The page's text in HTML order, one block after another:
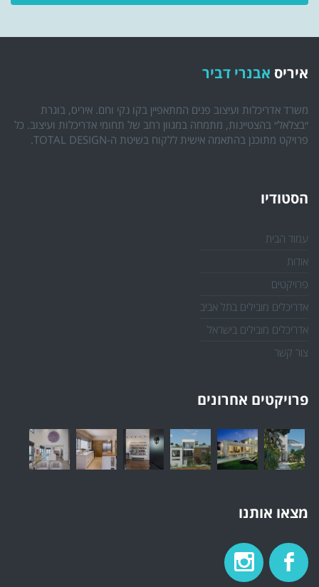
איריס אבנרי דביר
משרד אדריכלות ועיצוב פנים המתאפיין בקו נקי וחם. איריס, בוגרת
״בצלאל״ בהצטיינות, מתמחה במגוון רחב של תחומי אדריכלות ועיצוב. כל
פרויקט מתוכנן בהתאמה אישית ללקוח בשיטת ה-TOTAL DESIGN.
הסטודיו
עמוד הבית
אודות
פרויקטים
אדריכלים מובילים בתל אביב
אדריכלים מובילים בישראל
צור קשר
פרויקטים אחרונים
מצאו אותנו